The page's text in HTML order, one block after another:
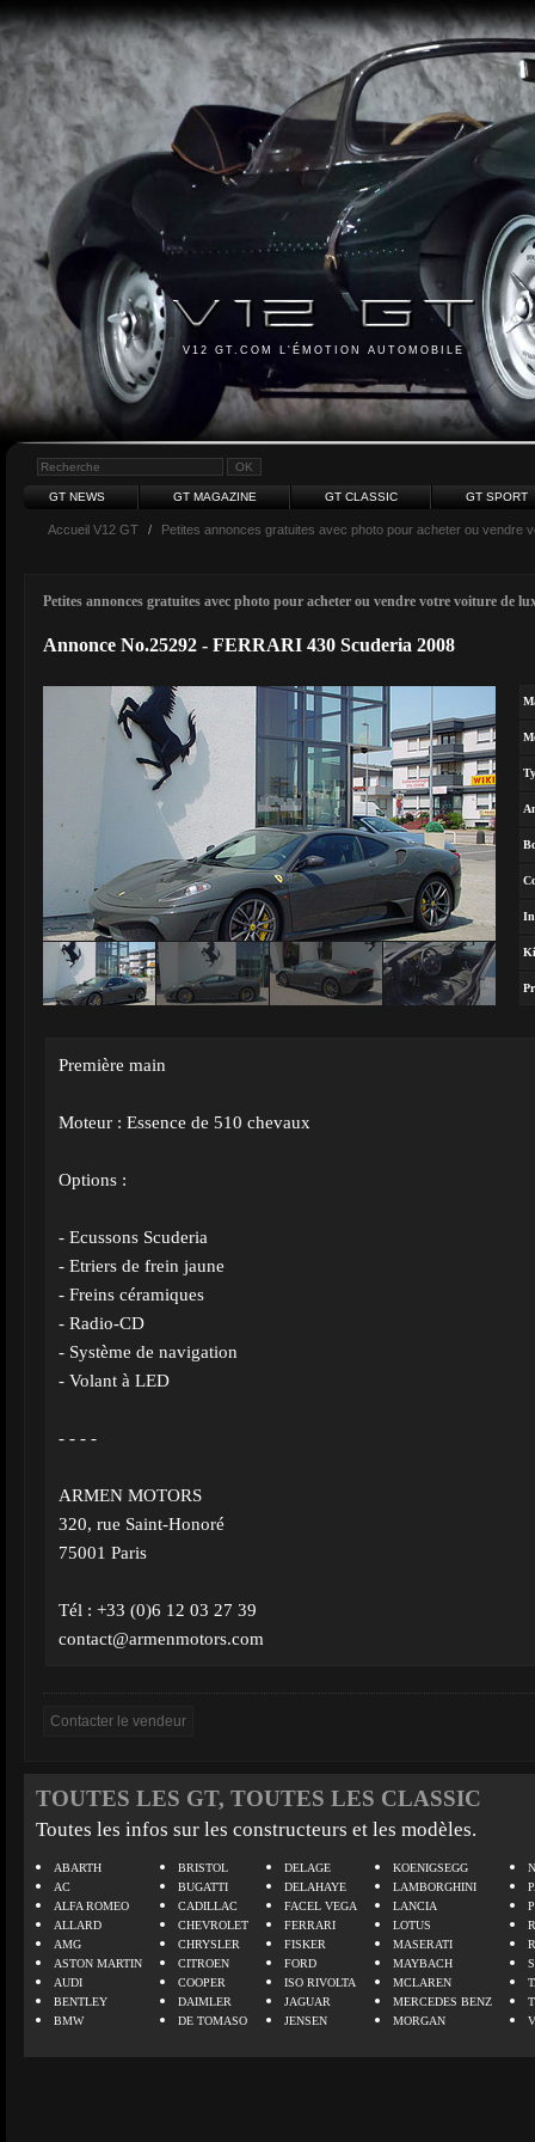
V12 GT.COM L'ÉMOTION AUTOMOBILE
GT NEWS GT MAGAZINE GT CLASSIC GT SPORT
Accueil V12 GT / Petites annonces gratuites avec photo pour acheter ou vendre
Petites annonces gratuites avec photo pour acheter ou vendre votre voiture de
Annonce No.25292 - FERRARI 430 Scuderia 2008
Première main
Moteur : Essence de 510 chevaux
Options :
- Ecussons Scuderia
- Etriers de frein jaune
- Freins céramiques
- Radio-CD
- Système de navigation
- Volant à LED
- - - -
ARMEN MOTORS
320, rue Saint-Honoré
75001 Paris
Tél : +33 (0)6 12 03 27 39
contact@armenmotors.com
TOUTES LES GT, TOUTES LES CLASSIC
Toutes les infos sur les constructeurs et les modèles.
ABARTH
AC
ALFA ROMEO
ALLARD
AMG
ASTON MARTIN
AUDI
BENTLEY
BMW
BRISTOL
BUGATTI
CADILLAC
CHEVROLET
CHRYSLER
CITROEN
COOPER
DAIMLER
DE TOMASO
DELAGE
DELAHAYE
FACEL VEGA
FERRARI
FISKER
FORD
ISO RIVOLTA
JAGUAR
JENSEN
KOENIGSEGG
LAMBORGHINI
LANCIA
LOTUS
MASERATI
MAYBACH
MCLAREN
MERCEDES BENZ
MORGAN